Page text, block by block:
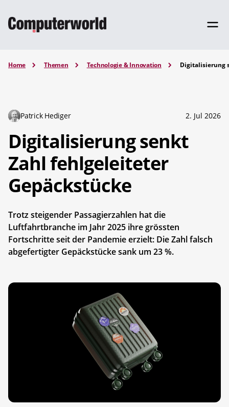
Home Themen Technologie & Innovation Digitalisierung
Patrick Hediger 2. Jul 2026
Digitalisierung senkt
Zahl fehlgeleiteter
Gepäckstücke
Trotz steigender Passagierzahlen hat die
Luftfahrtbranche im Jahr 2025 ihre grössten
Fortschritte seit der Pandemie erzielt: Die Zahl falsch
abgefertigter Gepäckstücke sank um 23 %.